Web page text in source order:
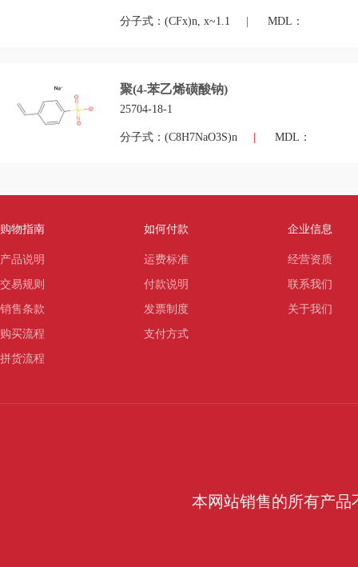
分子式：(CFx)n, x~1.1 MDL：
聚(4-苯乙烯磺酸钠)
25704-18-1
分子式：(C8H7NaO3S)n MDL：
购物指南
产品说明
交易规则
销售条款
购买流程
拼货流程
如何付款
运费标准
付款说明
发票制度
支付方式
企业信息
经营资质
联系我们
关于我们
本网站销售的所有产